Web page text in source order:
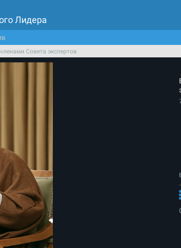
Лидера
Совета экспертов